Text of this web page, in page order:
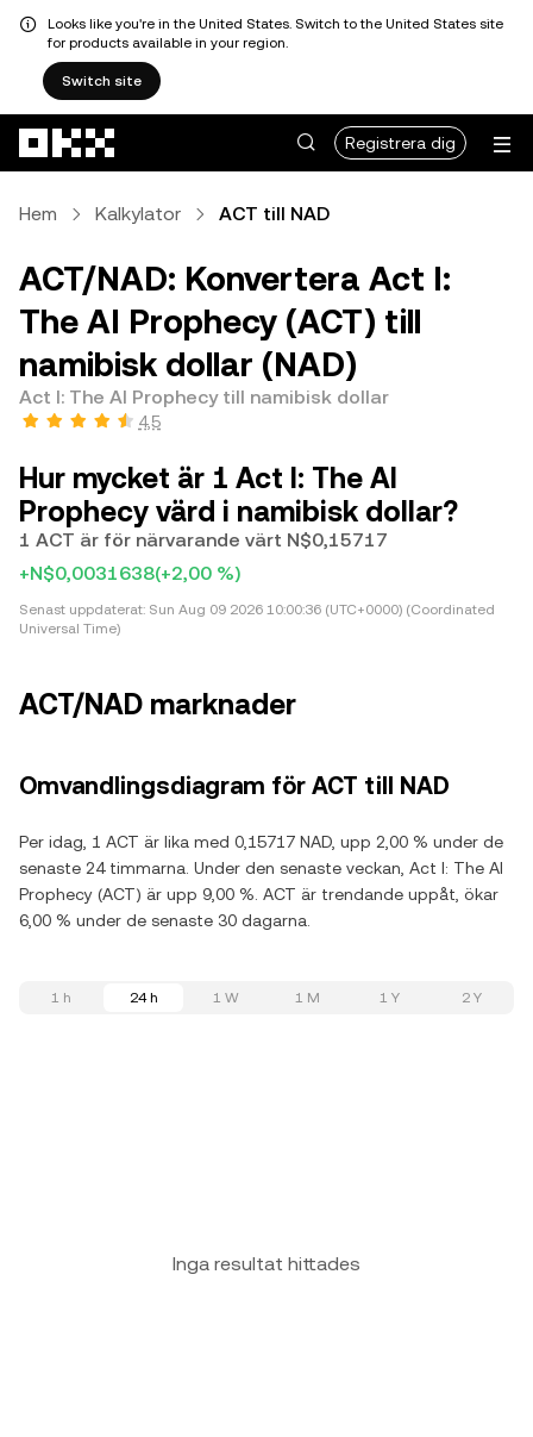
Looks like you're in the United States. Switch to the United States site
for products available in your region.
Switch site
Registrera dig
Hem Kalkylator ACT till NAD
ACT/NAD: Konvertera Act I:
The AI Prophecy (ACT) till
namibisk dollar (NAD)
Act I: The AI Prophecy till namibisk dollar
4,5
Hur mycket är 1 Act I: The AI
Prophecy värd i namibisk dollar?
1 ACT är för närvarande värt N$0,15717
+N$0,0031638(+2,00 %)
Senast uppdaterat: Sun Aug 09 2026 10:00:36 (UTC+0000) (Coordinated
Universal Time)
ACT/NAD marknader
Omvandlingsdiagram för ACT till NAD
Per idag, 1 ACT är lika med 0,15717 NAD, upp 2,00 % under de
senaste 24 timmarna. Under den senaste veckan, Act I: The AI
Prophecy (ACT) är upp 9,00 %. ACT är trendande uppåt, ökar
6,00 % under de senaste 30 dagarna.
1 h 24 h 1 W 1 M 1 Y 2 Y
Inga resultat hittades